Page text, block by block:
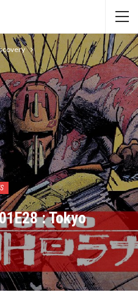
: Tokyo